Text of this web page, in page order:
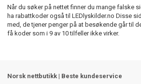
Når du søker på nettet finner du mange falske
ha rabattkoder også til LEDlyskilder.no Disse
med, de tjener penger på at besøkende går til
få koder som i 9 av 10 tilfeller ikke virker.
Norsk nettbutikk | Beste kundeservice